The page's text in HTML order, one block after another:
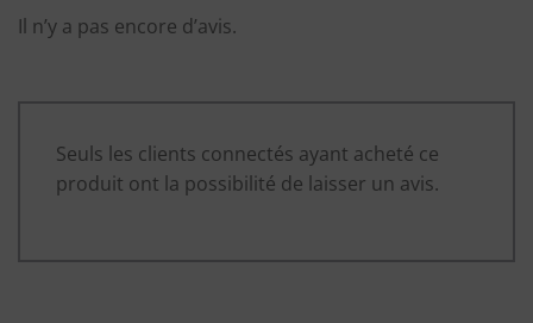
Il n’y a pas encore d’avis.
Seuls les clients connectés ayant acheté ce
produit ont la possibilité de laisser un avis.